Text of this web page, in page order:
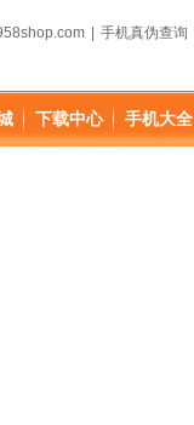
手机真伪查询
下载中心 手机大全